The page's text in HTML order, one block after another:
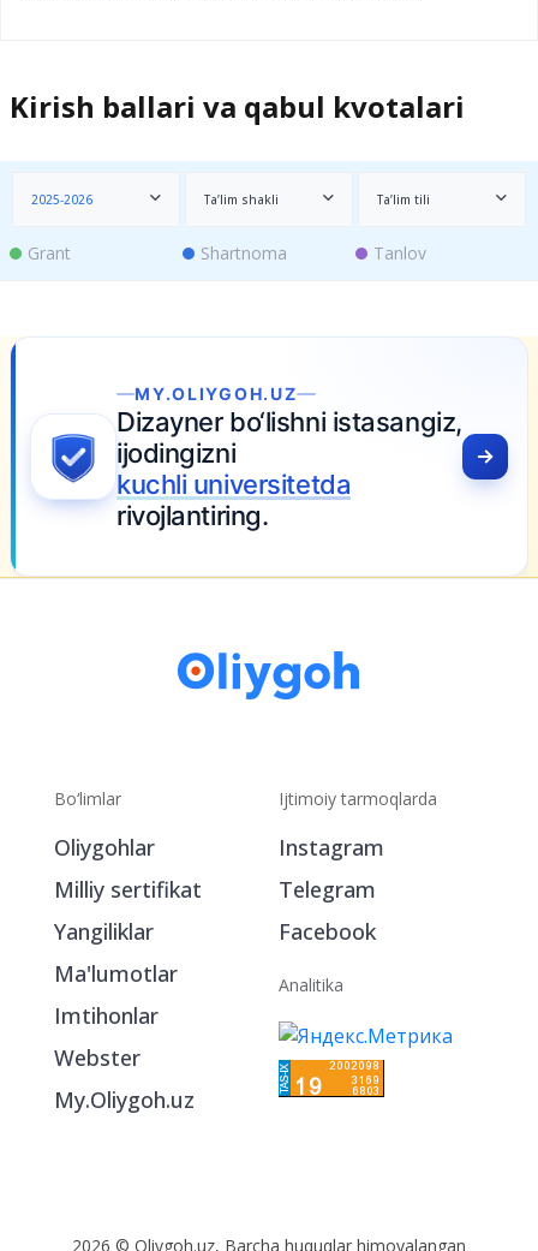
Kirish ballari va qabul kvotalari
2025-2026 Ta’lim shakli Ta’lim tili
Grant Shartnoma Tanlov
MY.OLIYGOH.UZ
Dizayner bo‘lishni istasangiz,
ijodingizni
kuchli universitetda
rivojlantiring.
Bo‘limlar
Oliygohlar
Milliy sertifikat
Yangiliklar
Ma'lumotlar
Imtihonlar
Webster
My.Oliygoh.uz
Ijtimoiy tarmoqlarda
Instagram
Telegram
Facebook
Analitika
2026 © Oliygoh.uz, Barcha huquqlar himoyalangan